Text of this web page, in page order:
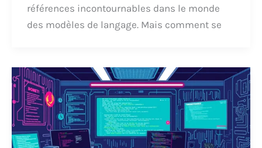
références incontournables dans le monde
des modèles de langage. Mais comment se